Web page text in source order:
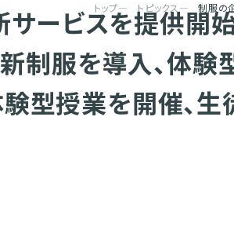
トップ トピックス 制服の企画生産とSDGs教育を手掛ける学校向け
サービスを提供
制服を導入、体験
型授業を開催、